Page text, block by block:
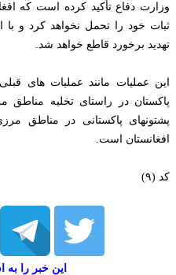
وزارت دفاع تأکید کرده است که
ثبات خود را تحمل نخواهد کرد و با
تهدید برخورد قاطع خواهد شد.
این عملیات مانند عملیات های
پاکستان در راستای تخلیه مناطق
پشتونهای پاکستانی در مناطق
افغانستان است.
کد (۹)
این خبر را به